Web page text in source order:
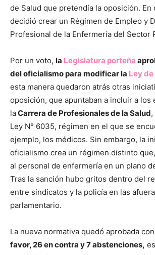
de Salud que pretendía la oposición. En
decidió crear un Régimen de Empleo y
Profesional de la Enfermería del Sector
Por un voto, la Legislatura porteña
del oficialismo para modificar la Ley
esta manera quedaron atrás otras
oposición, que apuntaban a incluir a los
laCarrera de Profesionales de la Salud
Ley N° 6035, régimen en el que se
ejemplo, los médicos. Sin embargo, la
oficialismo crea un régimen distinto
al personal de enfermería en un plano
Tras la sanción hubo gritos dentro del
entre sindicatos y la policía en las
parlamentario.
La nueva normativa quedó aprobada con
favor, 26 en contra y 7 abstenciones,